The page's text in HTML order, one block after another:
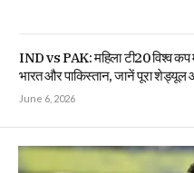
IND vs PAK: महिला टी20 विश्व कप
भारत और पाकिस्तान, जानें पूरा शेड्यूल
June 6, 2026